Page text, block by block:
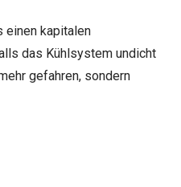
einen kapitalen
das Kühlsystem undicht
gefahren, sondern